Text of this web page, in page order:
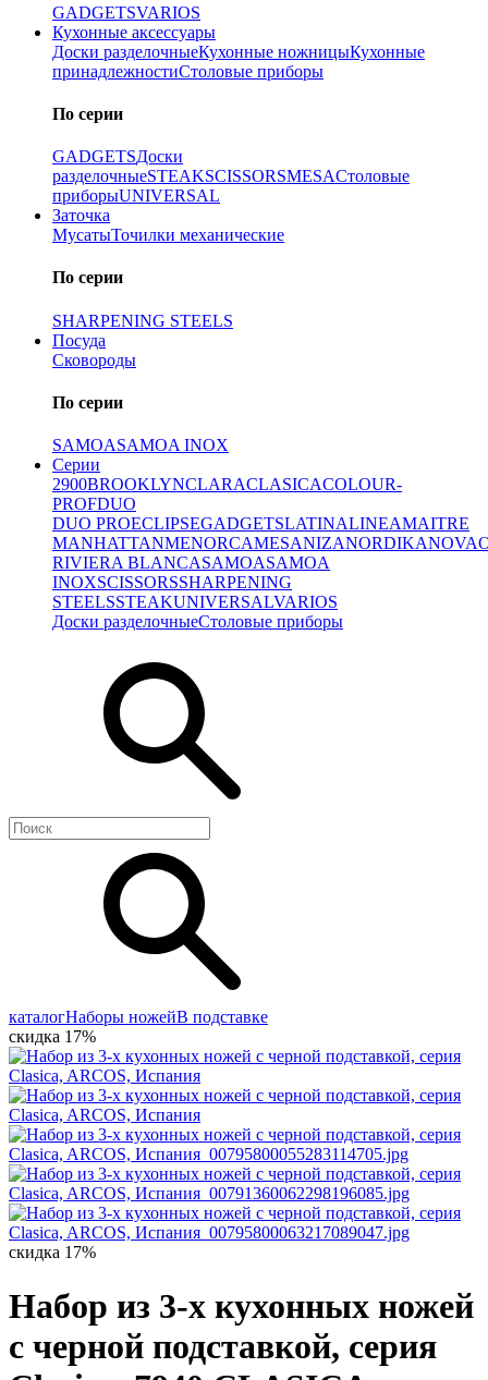
GADGETSVARIOS
Кухонные аксессуары
Доски разделочныеКухонные ножницыКухонные
принадлежностиСтоловые приборы
По серии
GADGETSДоски
разделочныеSTEAKSCISSORSMESAСтоловые
приборыUNIVERSAL
Заточка
МусатыТочилки механические
По серии
SHARPENING STEELS
Посуда
Сковороды
По серии
SAMOASAMOA INOX
Серии
2900BROOKLYNCLARACLASICACOLOUR-
PROFDUO
DUO PROECLIPSEGADGETSLATINALINEAMAITRE
MANHATTANMENORCAMESANIZANORDIKANOVA
RIVIERA BLANCASAMOASAMOA
INOXSCISSORSSHARPENING
STEELSSTEAKUNIVERSALVARIOS
Доски разделочныеСтоловые приборы
каталогНаборы ножейВ подставке
скидка 17%
скидка 17%
Набор из 3-х кухонных ножей
с черной подставкой, серия